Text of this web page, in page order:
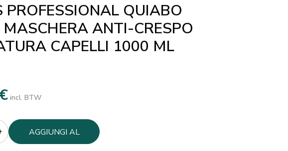
PROFESSIONAL QUIABO
ANTI-CRESPO
CAPELLI 1000 ML
incl. BTW
AGGIUNGI AL